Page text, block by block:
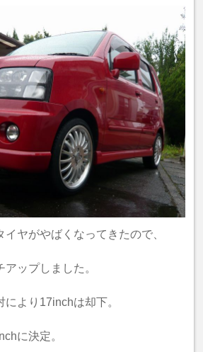
ヤがやばくなってきたので、
ップしました。
より17inchは却下。
に決定。